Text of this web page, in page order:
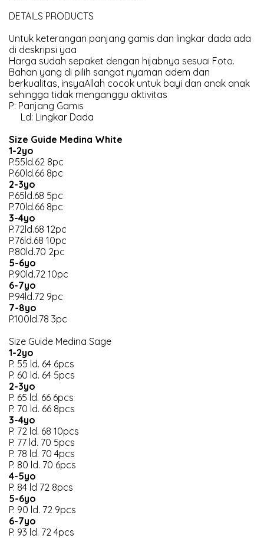
DETAILS PRODUCTS
Untuk keterangan panjang gamis dan lingkar dada ada
di deskripsi yaa
Harga sudah sepaket dengan hijabnya sesuai Foto.
Bahan yang di pilih sangat nyaman adem dan
berkualitas, insyaAllah cocok untuk bayi dan anak anak
sehingga tidak menganggu aktivitas
P: Panjang Gamis
Ld: Lingkar Dada
Size Guide Medina White
1-2yo
P.55ld.62 8pc
P.60ld.66 8pc
2-3yo
P.65ld.68 5pc
P.70ld.66 8pc
3-4yo
P.72ld.68 12pc
P.76ld.68 10pc
P.80ld.70 2pc
5-6yo
P.90ld.72 10pc
6-7yo
P.94ld.72 9pc
7-8yo
P.100ld.78 3pc
Size Guide Medina Sage
1-2yo
P. 55 ld. 64 6pcs
P. 60 ld. 64 5pcs
2-3yo
P. 65 ld. 66 6pcs
P. 70 ld. 66 8pcs
3-4yo
P. 72 ld. 68 10pcs
P. 77 ld. 70 5pcs
P. 78 ld. 70 4pcs
P. 80 ld. 70 6pcs
4-5yo
P. 84 ld 72 8pcs
5-6yo
P. 90 ld. 72 9pcs
6-7yo
P. 93 ld. 72 4pcs